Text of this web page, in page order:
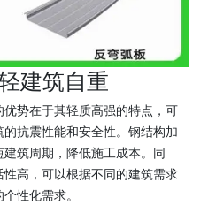
建筑自重
势在于其轻质高强的特点，可
抗震性能和安全性。钢结构加
筑周期，降低施工成本。同
高，可以根据不同的建筑需求
性化需求。